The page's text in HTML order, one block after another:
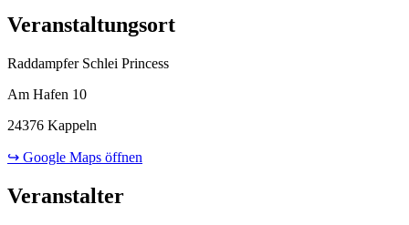
Veranstaltungsort
Raddampfer Schlei Princess
Am Hafen 10
24376 Kappeln
↪ Google Maps öffnen
Veranstalter